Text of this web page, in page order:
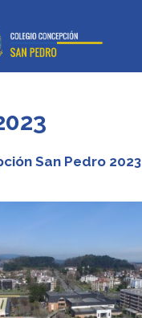
San Pedro 2023